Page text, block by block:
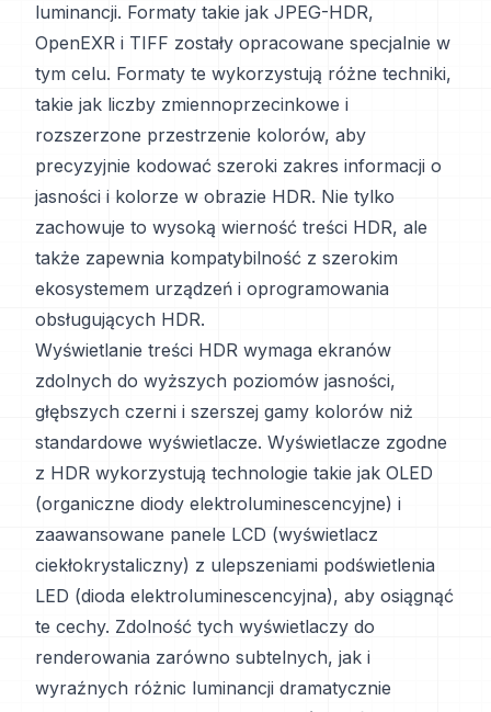
luminancji. Formaty takie jak JPEG-HDR,
OpenEXR i TIFF zostały opracowane specjalnie w
tym celu. Formaty te wykorzystują różne techniki,
takie jak liczby zmiennoprzecinkowe i
rozszerzone przestrzenie kolorów, aby
precyzyjnie kodować szeroki zakres informacji o
jasności i kolorze w obrazie HDR. Nie tylko
zachowuje to wysoką wierność treści HDR, ale
także zapewnia kompatybilność z szerokim
ekosystemem urządzeń i oprogramowania
obsługujących HDR.
Wyświetlanie treści HDR wymaga ekranów
zdolnych do wyższych poziomów jasności,
głębszych czerni i szerszej gamy kolorów niż
standardowe wyświetlacze. Wyświetlacze zgodne
z HDR wykorzystują technologie takie jak OLED
(organiczne diody elektroluminescencyjne) i
zaawansowane panele LCD (wyświetlacz
ciekłokrystaliczny) z ulepszeniami podświetlenia
LED (dioda elektroluminescencyjna), aby osiągnąć
te cechy. Zdolność tych wyświetlaczy do
renderowania zarówno subtelnych, jak i
wyraźnych różnic luminancji dramatycznie